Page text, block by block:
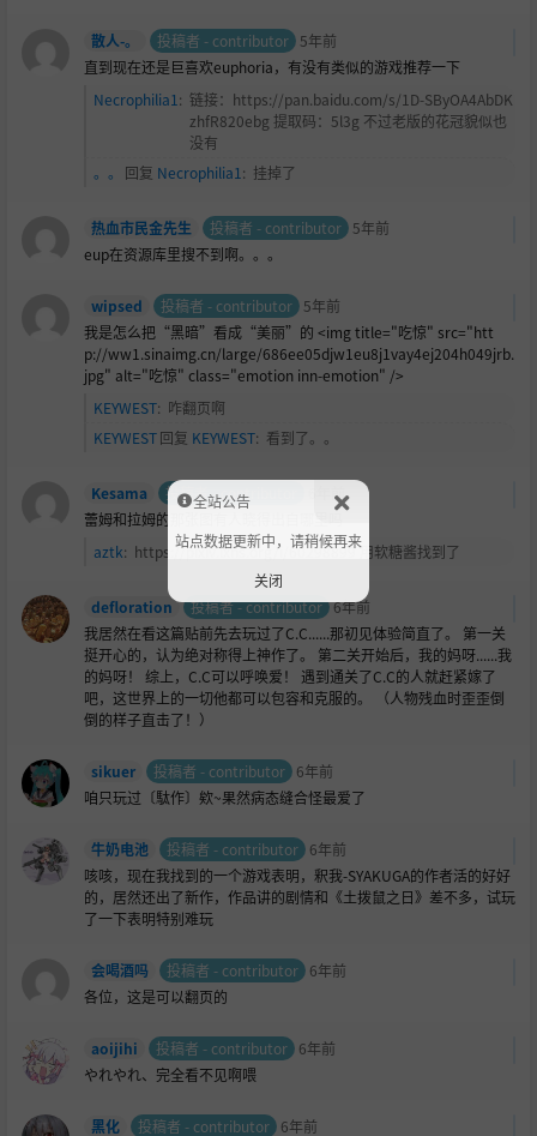
散人-。 投稿者 - contributor 5年前
直到现在还是巨喜欢euphoria，有没有类似的游戏推荐一下
Necrophilia1 : 链接：https://pan.baidu.com/s/1D-SByOA4AbDK
zhfR820ebg 提取码：5l3g 不过老版的花冠貌似也
没有
。。
回复 Necrophilia1 : 挂掉了
热血市民金先生 投稿者 - contributor 5年前
eup在资源库里搜不到啊。。。
wipsed 投稿者 - contributor 5年前
我是怎么把“黑暗”看成“美丽”的 <img title="吃惊" src="htt
p://ww1.sinaimg.cn/large/686ee05djw1eu8j1vay4ej204h049jrb.
jpg" alt="吃惊" class="emotion inn-emotion" />
KEYWEST: 咋翻页啊
KEYWEST回复 KEYWEST: 看到了。。
Kesama 投稿者 - contributor
6年前
蕾姆和拉姆的那张图有人晓得出自哪里吗
aztk: https://pixiv.lxns.org/i/60298899 用软糖酱找到了
defloration 投稿者 - contributor 6年前
我居然在看这篇贴前先去玩过了C.C......那初见体验简直了。 第一关
挺开心的，认为绝对称得上神作了。 第二关开始后，我的妈呀......我
的妈呀！ 综上，C.C可以呼唤爱！ 遇到通关了C.C的人就赶紧嫁了
吧，这世界上的一切他都可以包容和克服的。 （人物残血时歪歪倒
倒的样子直击了！）
sikuer 投稿者 - contributor 6年前
咱只玩过〔駄作〕欸~果然病态缝合怪最爱了
牛奶电池 投稿者 - contributor 6年前
咳咳，现在我找到的一个游戏表明，釈我-SYAKUGA的作者活的好好
的，居然还出了新作，作品讲的剧情和《土拨鼠之日》差不多，试玩
了一下表明特别难玩
会喝酒吗 投稿者 - contributor 6年前
各位，这是可以翻页的
aoijihi 投稿者 - contributor 6年前
やれやれ、完全看不见啊喂
黑化 投稿者 - contributor 6年前
全站公告
站点数据更新中，请稍候再来
关闭